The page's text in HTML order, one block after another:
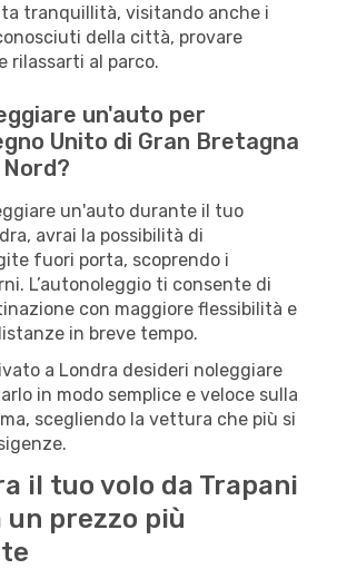
tranquillità, visitando anche i
della città, provare
rilassarti al parco.
un'auto per
Unito di Gran Bretagna
un'auto durante il tuo
avrai la possibilità di
fuori porta, scoprendo i
L’autonoleggio ti consente di
con maggiore flessibilità e
in breve tempo.
a Londra desideri noleggiare
in modo semplice e veloce sulla
scegliendo la vettura che più si
il tuo volo da Trapani
un prezzo più